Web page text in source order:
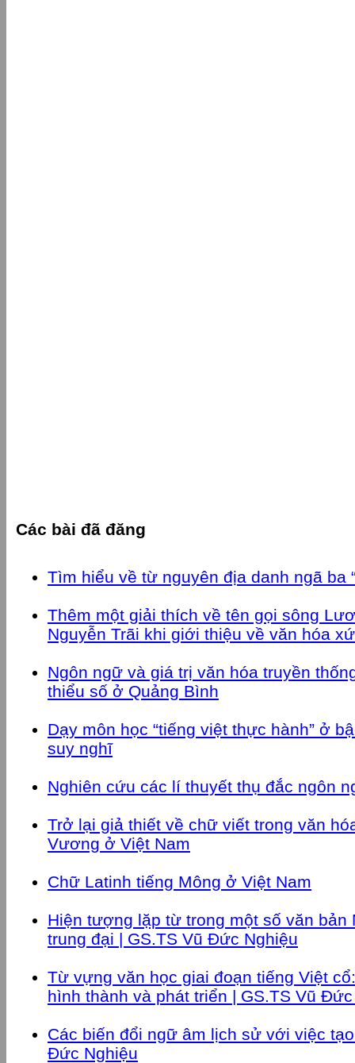
Các bài đã đăng
Tìm hiểu về từ nguyên địa danh ngã ba
Thêm một giải thích về tên gọi sông
Nguyễn Trãi khi giới thiệu về văn hóa
Ngôn ngữ và giá trị văn hóa truyền
thiểu số ở Quảng Bình
Dạy môn học “tiếng việt thực hành” ở
suy nghĩ
Nghiên cứu các lí thuyết thụ đắc ngôn
Trở lại giả thiết về chữ viết trong văn
Vương ở Việt Nam
Chữ Latinh tiếng Mông ở Việt Nam
Hiện tượng lặp từ trong một số văn bản
trung đại | GS.TS Vũ Đức Nghiệu
Từ vựng văn học giai đoạn tiếng Việt
hình thành và phát triển | GS.TS Vũ
Các biến đổi ngữ âm lịch sử với việc
Đức Nghiệu